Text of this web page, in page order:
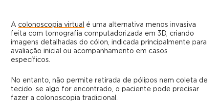
A colonoscopia virtual
é uma alternativa menos invasiva
feita com tomografia computadorizada em 3D, criando
imagens detalhadas do cólon, indicada principalmente para
avaliação inicial ou acompanhamento em casos
específicos.
No entanto, não permite retirada de pólipos nem coleta de
tecido, se algo for encontrado, o paciente pode precisar
fazer a colonoscopia tradicional.